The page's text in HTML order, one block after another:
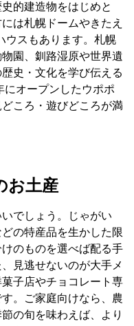
的建造物をはじめと
は札幌ドームやきたえ
ウスもあります。札幌
園、釧路湿原や世界遺
史・文化を学び伝える
オープンしたウポポ
ころ・遊びどころが満
お土産
でしょう。じゃがい
の特産品を生かした限
のものを選べば配る手
見逃せないのが大手メ
子店やチョコレート専
。ご家庭向けなら、農
の旬を味わえば、より